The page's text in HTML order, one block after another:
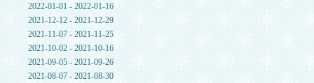
2022-01-01 - 2022-01-16
2021-12-12 - 2021-12-29
2021-11-07 - 2021-11-25
2021-10-02 - 2021-10-16
2021-09-05 - 2021-09-26
2021-08-07 - 2021-08-30